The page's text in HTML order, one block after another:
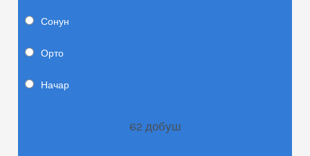
Сонун
Орто
Начар
62 добуш